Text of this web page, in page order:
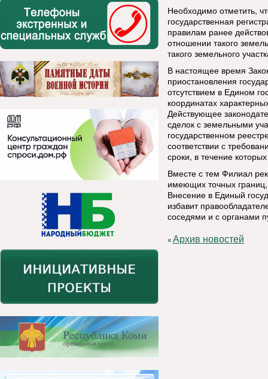
Необходимо отметить,
государственная
правилам ранее
отношении такого
такого земельного
В настоящее время
приостановления
отсутствием в Едином
координатах
Действующее
сделок с земельными
государственном
соответствии с
сроки, в течение
Вместе с тем Филиал
имеющих точных
Внесение в Единый
избавит
соседями и с органами
«Архив новостей